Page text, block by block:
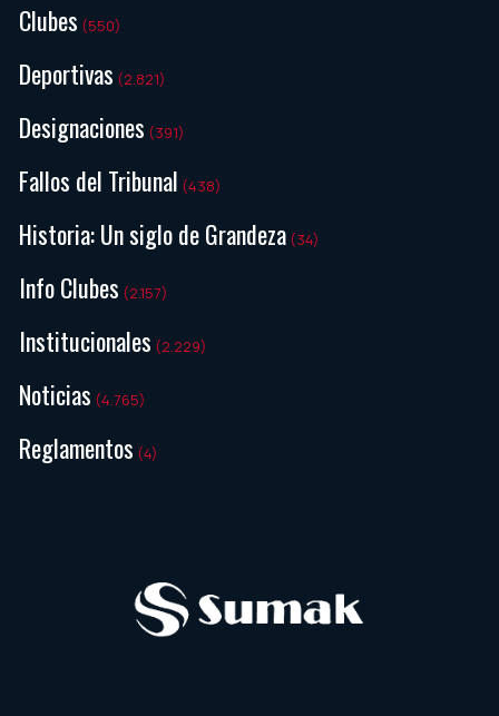
Clubes (550)
Deportivas (2.821)
Designaciones (391)
Fallos del Tribunal (438)
Historia: Un siglo de Grandeza (34)
Info Clubes (2.157)
Institucionales (2.229)
Noticias (4.765)
Reglamentos (4)